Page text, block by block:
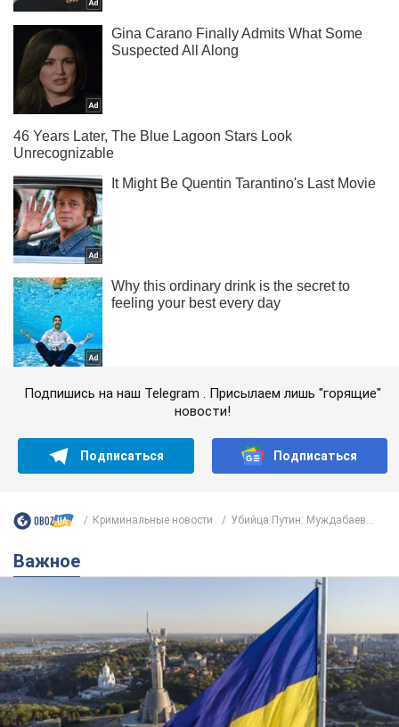
Подпишись на наш Telegram . Присылаем лишь "горящие"
новости!
Подписаться Подписаться
Криминальные новости Убийца Путин: Муждабаев...
Важное